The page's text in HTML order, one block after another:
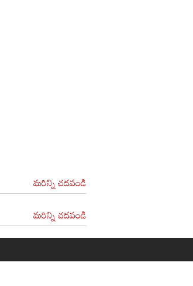
మరిన్ని చదవండి
మరిన్ని చదవండి